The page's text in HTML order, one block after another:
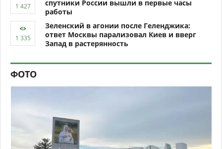
спутники России вышли в первые часы
работы
Зеленский в агонии после Геленджика:
ответ Москвы парализовал Киев и вверг
Запад в растерянность
ФОТО